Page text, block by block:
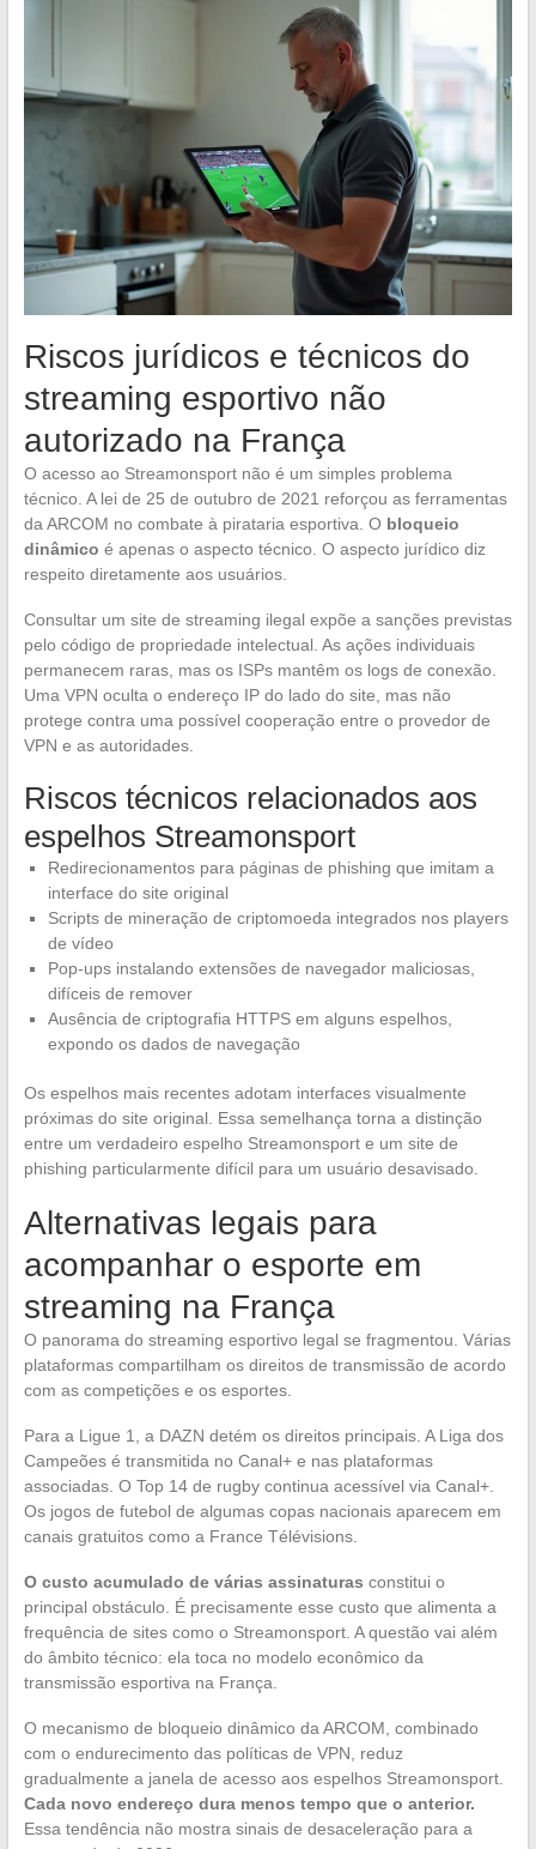
Riscos jurídicos e técnicos do
streaming esportivo não
autorizado na França
O acesso ao Streamonsport não é um simples problema
técnico. A lei de 25 de outubro de 2021 reforçou as ferramentas
da ARCOM no combate à pirataria esportiva. O bloqueio
dinâmico é apenas o aspecto técnico. O aspecto jurídico diz
respeito diretamente aos usuários.
Consultar um site de streaming ilegal expõe a sanções previstas
pelo código de propriedade intelectual. As ações individuais
permanecem raras, mas os ISPs mantêm os logs de conexão.
Uma VPN oculta o endereço IP do lado do site, mas não
protege contra uma possível cooperação entre o provedor de
VPN e as autoridades.
Riscos técnicos relacionados aos
espelhos Streamonsport
Redirecionamentos para páginas de phishing que imitam a
interface do site original
Scripts de mineração de criptomoeda integrados nos players
de vídeo
Pop-ups instalando extensões de navegador maliciosas,
difíceis de remover
Ausência de criptografia HTTPS em alguns espelhos,
expondo os dados de navegação
Os espelhos mais recentes adotam interfaces visualmente
próximas do site original. Essa semelhança torna a distinção
entre um verdadeiro espelho Streamonsport e um site de
phishing particularmente difícil para um usuário desavisado.
Alternativas legais para
acompanhar o esporte em
streaming na França
O panorama do streaming esportivo legal se fragmentou. Várias
plataformas compartilham os direitos de transmissão de acordo
com as competições e os esportes.
Para a Ligue 1, a DAZN detém os direitos principais. A Liga dos
Campeões é transmitida no Canal+ e nas plataformas
associadas. O Top 14 de rugby continua acessível via Canal+.
Os jogos de futebol de algumas copas nacionais aparecem em
canais gratuitos como a France Télévisions.
O custo acumulado de várias assinaturas constitui o
principal obstáculo. É precisamente esse custo que alimenta a
frequência de sites como o Streamonsport. A questão vai além
do âmbito técnico: ela toca no modelo econômico da
transmissão esportiva na França.
O mecanismo de bloqueio dinâmico da ARCOM, combinado
com o endurecimento das políticas de VPN, reduz
gradualmente a janela de acesso aos espelhos Streamonsport.
Cada novo endereço dura menos tempo que o anterior.
Essa tendência não mostra sinais de desaceleração para a